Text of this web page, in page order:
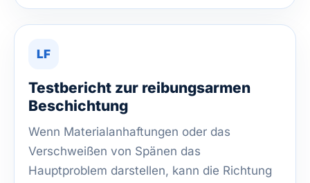
LF
Testbericht zur reibungsarmen
Beschichtung
Wenn Materialanhaftungen oder das
Verschweißen von Spänen das
Hauptproblem darstellen, kann die Richtung